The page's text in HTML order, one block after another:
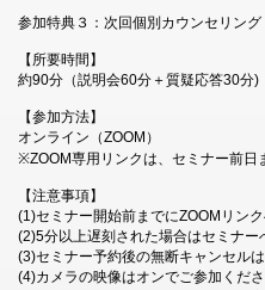
参加特典３：次回個別カウンセリング
【所要時間】
約90分（説明会60分＋質疑応答30分)
【参加方法】
オンライン（ZOOM）
※ZOOM専用リンクは、セミナー前日
【注意事項】
(1)セミナー開始前までにZOOMリンク
(2)5分以上遅刻された場合はセミナー
(3)セミナー予約後の無断キャンセルは
(4)カメラの映像はオンでご参加くださ